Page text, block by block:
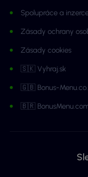
Spolupráce a
Zásady ochrany
Zásady cookies
🇸🇰 Vyhraj.sk
🇬🇧 Bonus-
🇧🇷